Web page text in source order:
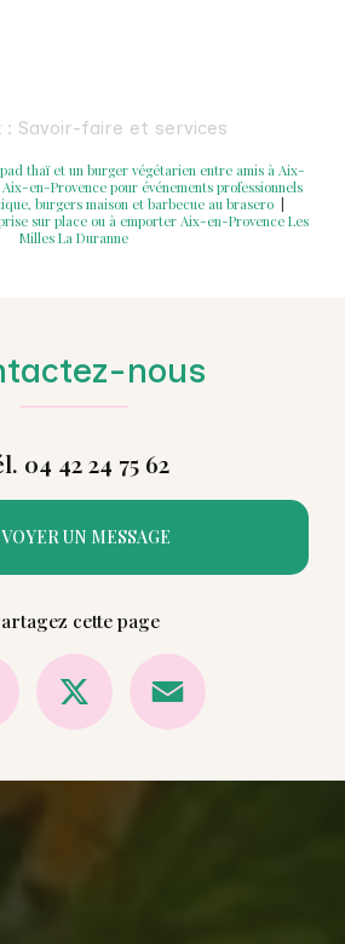
: Savoir-faire et services
thaï et un burger végétarien entre amis à Aix-
en-Provence pour événements professionnels
burgers maison et barbecue au brasero
sur place ou à emporter Aix-en-Provence Les
Milles La Duranne
nous
04 42 24 75 62
UN MESSAGE
cette page
Facebook